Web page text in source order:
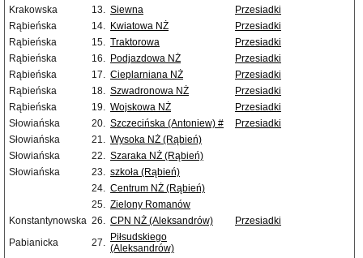
Krakowska
13. Siewna
Przesiadki
Rąbieńska
14. Kwiatowa NŻ
Przesiadki
Rąbieńska
15. Traktorowa
Przesiadki
Rąbieńska
16. Podjazdowa NŻ
Przesiadki
Rąbieńska
17. Cieplarniana NŻ
Przesiadki
Rąbieńska
18. Szwadronowa NŻ
Przesiadki
Rąbieńska
19. Wojskowa NŻ
Przesiadki
Słowiańska
20. Szczecińska (Antoniew) #
Przesiadki
Słowiańska
21. Wysoka NŻ (Rąbień)
Słowiańska
22. Szaraka NŻ (Rąbień)
Słowiańska
23. szkoła (Rąbień)
24. Centrum NŻ (Rąbień)
25. Zielony Romanów
Konstantynowska 26. CPN NŻ (Aleksandrów)
Przesiadki
Pabianicka
27. Piłsudskiego
(Aleksandrów)